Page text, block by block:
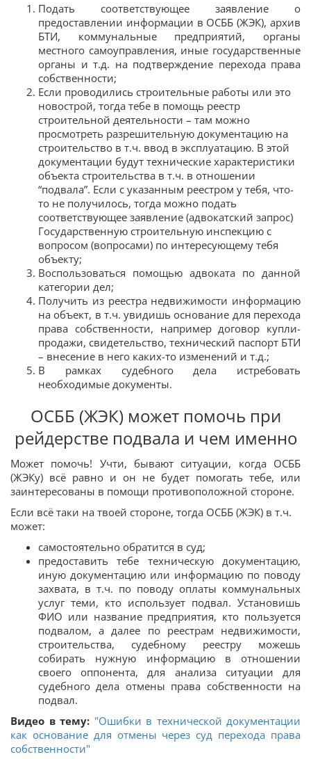
Подать соответствующее заявление о
предоставлении информации в ОСББ (ЖЭК), архив
БТИ, коммунальные предприятий, органы
местного самоуправления, иные государственные
органы и т.д. на подтверждение перехода права
собственности;
Если проводились строительные работы или это
новострой, тогда тебе в помощь реестр
строительной деятельности – там можно
просмотреть разрешительную документацию на
строительство в т.ч. ввод в эксплуатацию. В этой
документации будут технические характеристики
объекта строительства в т.ч. в отношении
“подвала”. Если с указанным реестром у тебя, что-
то не получилось, тогда можно подать
соответствующее заявление (адвокатский запрос)
Государственную строительную инспекцию с
вопросом (вопросами) по интересующему тебя
объекту;
Воспользоваться помощью адвоката по данной
категории дел;
Получить из реестра недвижимости информацию
на объект, в т.ч. увидишь основание для перехода
права собственности, например договор купли-
продажи, свидетельство, технический паспорт БТИ
– внесение в него каких-то изменений и т.д.;
В рамках судебного дела истребовать
необходимые документы.
ОСББ (ЖЭК) может помочь при
рейдерстве подвала и чем именно
Может помочь! Учти, бывают ситуации, когда ОСББ
(ЖЭКу) всё равно и он не будет помогать тебе, или
заинтересованы в помощи противоположной стороне.
Если всё таки на твоей стороне, тогда ОСББ (ЖЭК) в т.ч.
может:
самостоятельно обратится в суд;
предоставить тебе техническую документацию,
иную документацию или информацию по поводу
захвата, в т.ч. по поводу оплаты коммунальных
услуг теми, кто использует подвал. Установишь
ФИО или название предприятия, кто пользуется
подвалом, а далее по реестрам недвижимости,
строительства, судебному реестру можешь
собирать нужную информацию в отношении
своего оппонента, для анализа ситуации для
судебного дела отмены права собственности на
подвал.
Видео в тему: "Ошибки в технической документации
как основание для отмены через суд перехода права
собственности"